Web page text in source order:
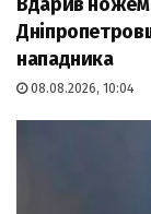
нападника
08.08.2026, 10:04